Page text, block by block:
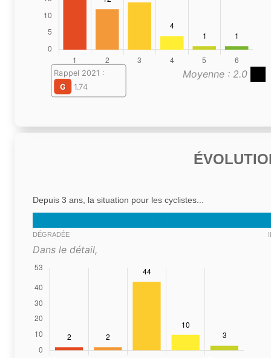
Moyenne : 2.0
Rappel 2021 :
G
1.74
Depuis 3 ans, la situation pour les cyclistes...
DÉGRADÉE
Dans le détail,